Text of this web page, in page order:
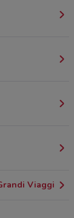
Viaggi